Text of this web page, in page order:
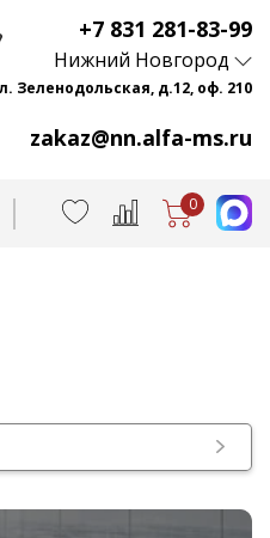
+7 831 281-83-99
zakaz@nn.alfa-ms.ru
Нижний Новгород
Зеленодольская, д.12, оф. 210
0